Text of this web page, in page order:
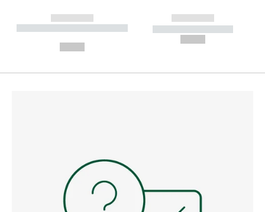
------------
----------- ----------- --------
------------
----------- -----------